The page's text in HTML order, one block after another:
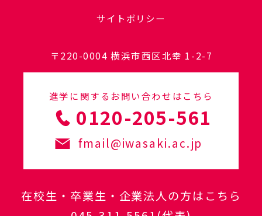
サイトポリシー
〒220-0004 横浜市西区北幸 1-2-7
進学に関するお問い合わせはこちら
0120-205-561
fmail@iwasaki.ac.jp
在校生・卒業生・企業法人の方はこちら